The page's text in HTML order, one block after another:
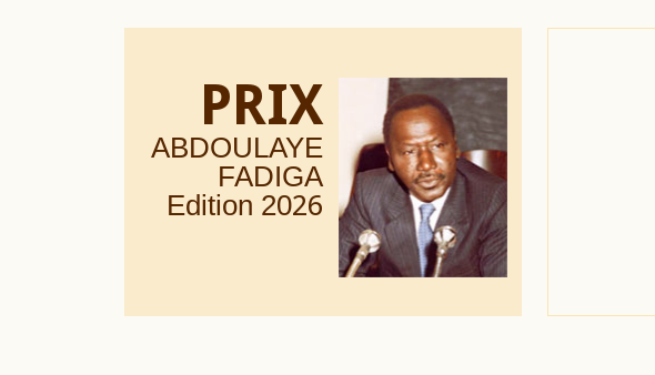
PRIX
ABDOULAYE
FADIGA
Edition 2026